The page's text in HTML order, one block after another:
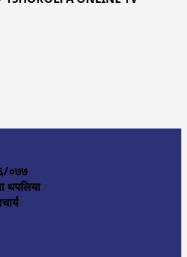
०७७
थपलिया